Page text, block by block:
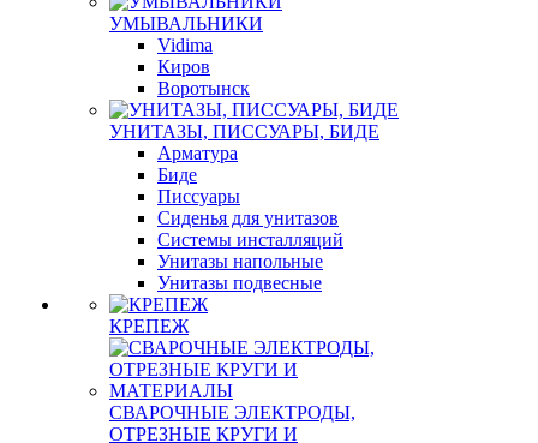
УМЫВАЛЬНИКИ
Vidima
Киров
Воротынск
УНИТАЗЫ, ПИССУАРЫ, БИДЕ
Арматура
Биде
Писсуары
Сиденья для унитазов
Системы инсталляций
Унитазы напольные
Унитазы подвесные
КРЕПЕЖ
СВАРОЧНЫЕ ЭЛЕКТРОДЫ,
ОТРЕЗНЫЕ КРУГИ И